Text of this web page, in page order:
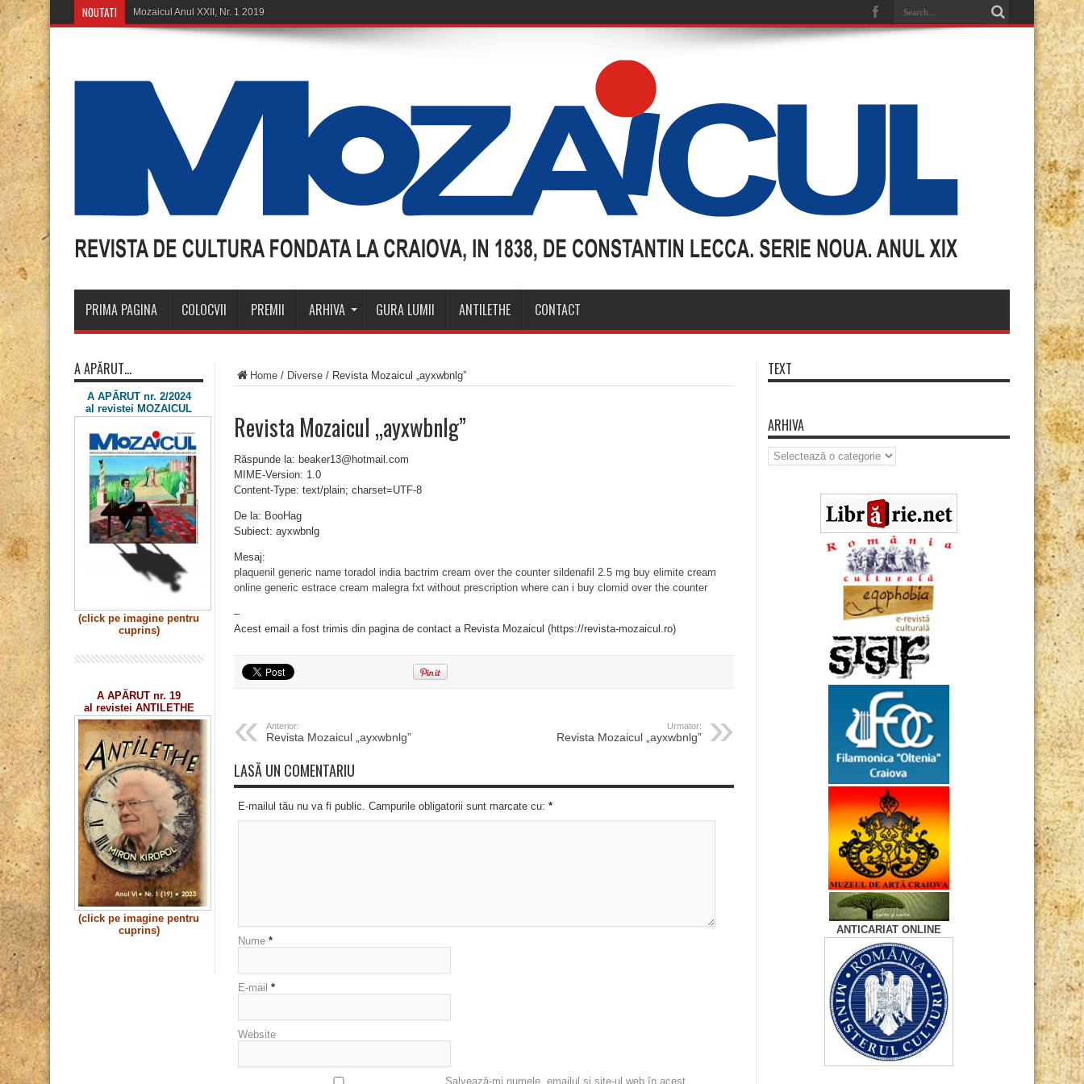
NOUTATI
PRIMA PAGINA COLOCVII PREMII ARHIVA GURA LUMII ANTILETHE CONTACT
Home / Diverse / Revista Mozaicul „ayxwbnlg”
Revista Mozaicul „ayxwbnlg”
Răspunde la: beaker13@hotmail.com
MIME-Version: 1.0
Content-Type: text/plain; charset=UTF-8
De la: BooHag
Subiect: ayxwbnlg
Mesaj:
plaquenil generic name toradol india bactrim cream over the counter sildenafil 2.5 mg buy elimite cream
online generic estrace cream malegra fxt without prescription where can i buy clomid over the counter
–
Acest email a fost trimis din pagina de contact a Revista Mozaicul (https://revista-mozaicul.ro)
Anterior:
Revista Mozaicul „ayxwbnlg”
Urmator:
Revista Mozaicul „ayxwbnlg”
LASĂ UN COMENTARIU
E-mailul tău nu va fi public. Campurile obligatorii sunt marcate cu: *
Nume *
E-mail *
Website
Salvează-mi numele, emailul și site-ul web în acest
A APĂRUT…
A APĂRUT nr. 2/2024
al revistei MOZAICUL
(click pe imagine pentru
cuprins)
A APĂRUT nr. 19
al revistei ANTILETHE
(click pe imagine pentru
cuprins)
TEXT
ARHIVA
Arhiva
ANTICARIAT ONLINE